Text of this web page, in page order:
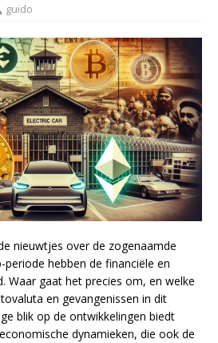
guido
nieuwtjes over de zogenaamde
hebben de financiële en
Waar gaat het precies om, en welke
en gevangenissen in dit
blik op de ontwikkelingen biedt
dynamieken, die ook de